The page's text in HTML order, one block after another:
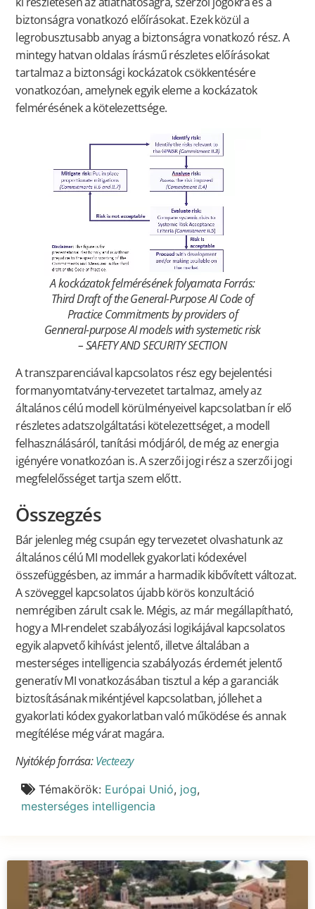
biztonságra vonatkozó előírásokat. Ezek közül a
legrobusztusabb anyag a biztonságra vonatkozó rész. A
mintegy hatvan oldalas írásmű részletes előírásokat
tartalmaz a biztonsági kockázatok csökkentésére
vonatkozóan, amelynek egyik eleme a kockázatok
felmérésének a kötelezettsége.
A kockázatok felmérésének folyamata Forrás:
Third Draft of the General-Purpose AI Code of
Practice Commitments by providers of
Genneral-purpose AI models with systemetic risk
– SAFETY AND SECURITY SECTION
A transzparenciával kapcsolatos rész egy bejelentési
formanyomtatvány-tervezetet tartalmaz, amely az
általános célú modell körülményeivel kapcsolatban ír elő
részletes adatszolgáltatási kötelezettséget, a modell
felhasználásáról, tanítási módjáról, de még az energia
igényére vonatkozóan is. A szerzői jogi rész a szerzői jogi
megfelelősséget tartja szem előtt.
Összegzés
Bár jelenleg még csupán egy tervezetet olvashatunk az
általános célú MI modellek gyakorlati kódexével
összefüggésben, az immár a harmadik kibővített változat.
A szöveggel kapcsolatos újabb körös konzultáció
nemrégiben zárult csak le. Mégis, az már megállapítható,
hogy a MI-rendelet szabályozási logikájával kapcsolatos
egyik alapvető kihívást jelentő, illetve általában a
mesterséges intelligencia szabályozás érdemét jelentő
generatív MI vonatkozásában tisztul a kép a garanciák
biztosításának mikéntjével kapcsolatban, jóllehet a
gyakorlati kódex gyakorlatban való működése és annak
megítélése még várat magára.
Nyitókép forrása:Vecteezy
Témakörök: Európai Unió, jog,
mesterséges intelligencia